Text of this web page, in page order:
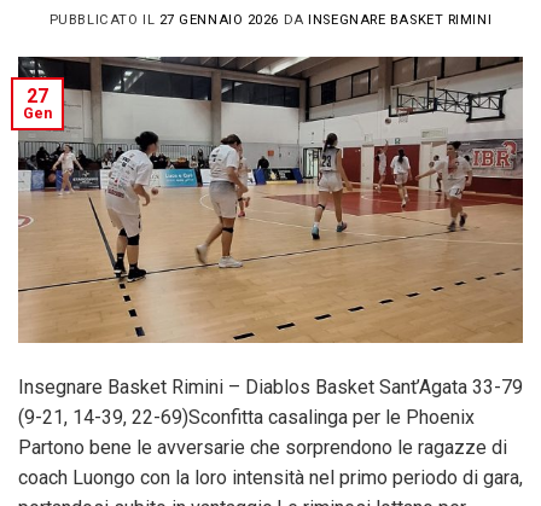
PUBBLICATO IL 27 GENNAIO 2026 DA INSEGNARE BASKET RIMINI
27
Gen
Insegnare Basket Rimini – Diablos Basket Sant’Agata 33-79
(9-21, 14-39, 22-69)Sconfitta casalinga per le Phoenix
Partono bene le avversarie che sorprendono le ragazze di
coach Luongo con la loro intensità nel primo periodo di gara,